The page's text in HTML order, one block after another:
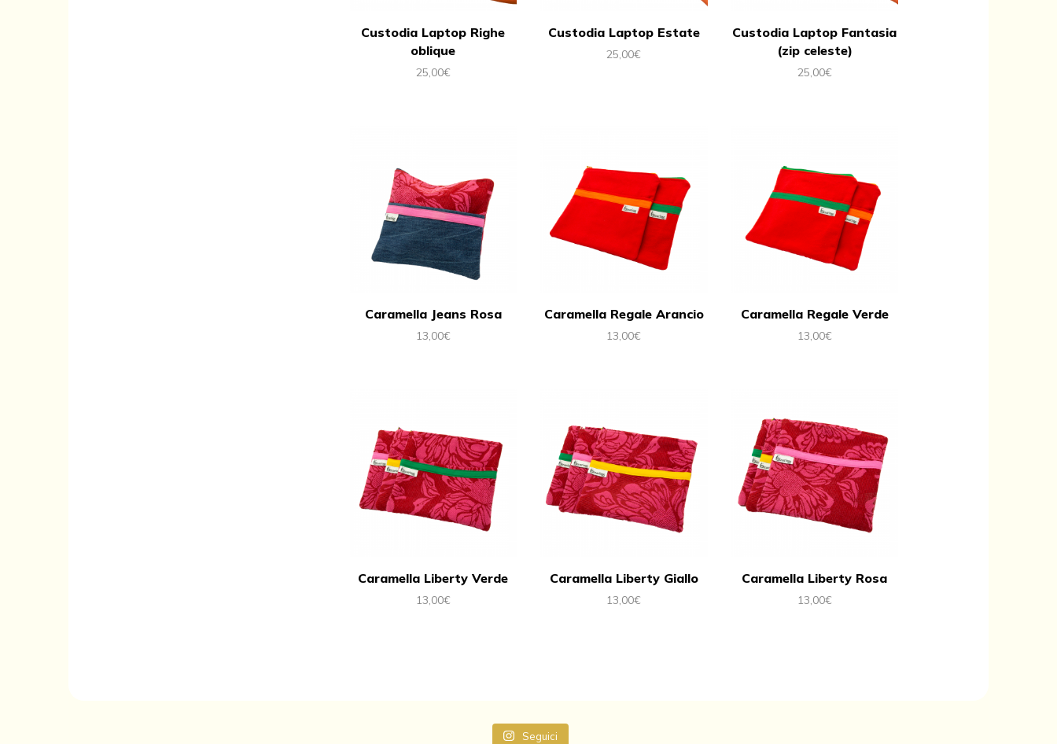
Custodia Laptop Righe
oblique
25,00€
Custodia Laptop Estate
25,00€
Custodia Laptop Fantasia
(zip celeste)
25,00€
Caramella Jeans Rosa
13,00€
Caramella Regale Arancio
13,00€
Caramella Regale Verde
13,00€
Caramella Liberty Verde
13,00€
Caramella Liberty Giallo
13,00€
Caramella Liberty Rosa
13,00€
Seguici